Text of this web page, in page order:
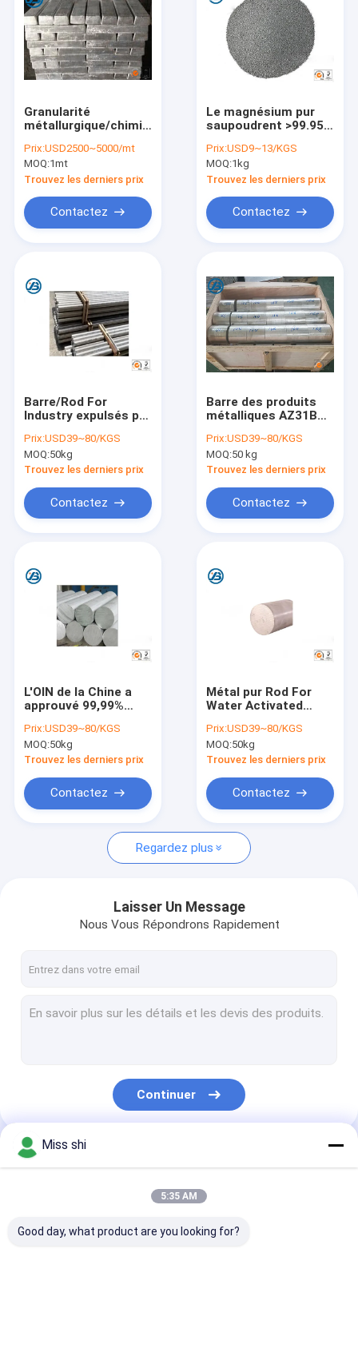
Au sujet de nous
Visite d'usine
Nouvelles
Demandez une citation
Feuille d'alliage de magnésium
Plat de photogravure de magnésium
granules de magnésium
Lingot d'alliage de magnésium
Fil de soudure de magnésium
Granularité
métallurgique/chimique
bloc d'alliage de
magnésium d'AZ91D
(maille)
Prix:USD2500~5000/mt
MOQ:1mt
Trouvez les derniers prix
Contactez
Le magnésium pur
saupoudrent >99.95%
l'industrie chimique,
le fer et l'acier
Prix:USD9~13/KGS
MOQ:1kg
Trouvez les derniers prix
Contactez
Barre/Rod For
Industry expulsés par
magnésium d'AZ31B
99,99%
Prix:USD39~80/KGS
MOQ:50kg
Trouvez les derniers prix
Contactez
Barre des produits
métalliques AZ31B
Magnesium Alloy
Extruded
Prix:USD39~80/KGS
MOQ:50 kg
Trouvez les derniers prix
Contactez
L'OIN de la Chine a
approuvé 99,99%
alliage pur/Rod de
magnésium
Prix:USD39~80/KGS
MOQ:50kg
Trouvez les derniers prix
Contactez
Métal pur Rod For
Water Activated
magnésium de barre
ronde de magnésium
Prix:USD39~80/KGS
MOQ:50kg
Trouvez les derniers prix
Contactez
Regardez plus
Laisser Un Message
Nous Vous Répondrons Rapidement
Continuer
Nos Catégories
Miss shi
5:35 AM
Good day, what product are you looking for?